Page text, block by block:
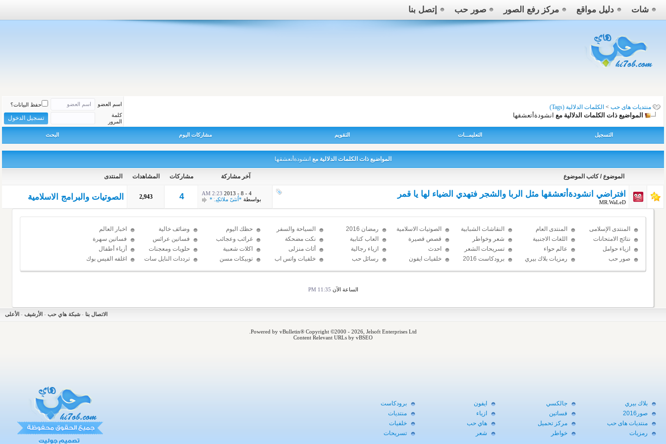
شات دليل مواقع مركز رفع الصور صور حب إتصل بنا
منتديات هاى حب > الكلمات الدلالية (Tags)
المواضيع ذات الكلمات الدلالية مع انشودةأتعشقها
اسم العضو
حفظ البيانات؟
كلمة
المرور
التسجيل التعليمـــات التقويم مشاركات اليوم البحث
المواضيع ذات الكلمات الدلالية مع انشودةأتعشقها
الموضوع / كاتب الموضوع آخر مشاركة مشاركات المشاهدات المنتدى
افتراضي انشودةأتعشقها مثل الربا والشجر فتهدي الضياء لها يا قمر
MR.WaLeD
4 - 8 - 2013
2:23 AM
بواسطة *اُنثىّ ملائكِيہْ* 4
2,943 الصوتيات والبرامج الاسلامية
المنتدى الإسلامى المنتدى العام النقاشات الشبابية الصوتيات الاسلامية رمضان 2016 السياحة والسفر حظك اليوم وضائف خالية
اخبار العالم
نتائج الامتحانات
اللغات الاجنبية شعر وخواطر قصص قصيرة العاب كتابية نكت مضحكة غرائب وعجائب فساتين عرائس
فساتين سهرة
ازياء حوامل
عالم حواء تسريحات الشعر
احدث
الإكسسوارات
ازياء رجالية أثاث منزلى اكلات شعبية حلويات ومعجنات
أزياء أطفال
صور حب
رمزيات بلاك بيري
برودكاست 2016
خلفيات ايفون
رسائل حب خلفيات واتس اب توبيكات مسن ترددات النايل سات اغلفه الفيس بوك
الساعة الآن 11:35 PM
الاتصال بنا - شبكة هاي حب - الأرشيف - الأعلى
Powered by vBulletin® Copyright ©2000 - 2026, Jelsoft Enterprises Ltd.
Content Relevant URLs by vBSEO
بلاك بيري جالكسي ايفون
برودكاست
صور2016
فساتين ازياء
منتديات
منتديات هاى حب
مركز تحميل هاي حب
خلفيات
رمزيات
خواطر شعر تسريحات